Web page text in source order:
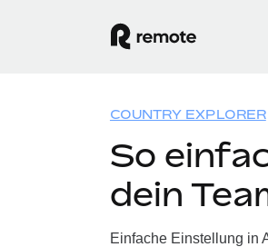
COUNTRY EXPLORER
So
dein
Einfache Einstellung in